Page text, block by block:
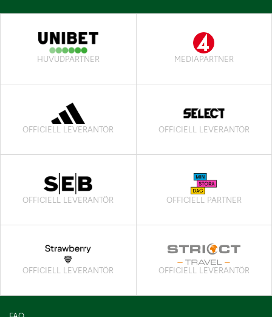
HUVUDPARTNER MEDIAPARTNER
OFFICIELL LEVERANTÖR OFFICIELL LEVERANTÖR
OFFICIELL LEVERANTÖR OFFICIELL PARTNER
OFFICIELL LEVERANTÖR OFFICIELL LEVERANTÖR